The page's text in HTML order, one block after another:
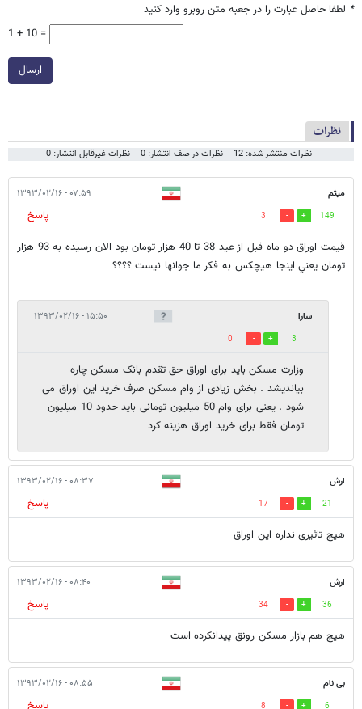
* لطفا حاصل عبارت را در جعبه متن روبرو وارد کنید
1 + 10 =
ارسال
نظرات
نظرات منتشر شده: 12 نظرات در صف انتشار: 0 نظرات غیرقابل انتشار: 0
ميثم ۰۷:۵۹ - ۱۳۹۳/۰۲/۱۶
149
3
پاسخ
قيمت اوراق دو ماه قبل از عيد 38 تا 40 هزار تومان بود الان رسيده به 93 هزار
تومان يعني اينجا هيچكس به فكر ما جوانها نيست ؟؟؟؟
سارا ۱۵:۵۰ - ۱۳۹۳/۰۲/۱۶
3
0
وزارت مسکن باید برای اوراق حق تقدم بانک مسکن چاره
بیاندیشد . بخش زیادی از وام مسکن صرف خرید این اوراق می
شود . یعنی برای وام 50 میلیون تومانی باید حدود 10 میلیون
تومان فقط برای خرید اوراق هزینه کرد
ارش ۰۸:۳۷ - ۱۳۹۳/۰۲/۱۶
21
17
پاسخ
هیچ تاثیری نداره این اوراق
ارش ۰۸:۴۰ - ۱۳۹۳/۰۲/۱۶
36
34
پاسخ
هیچ هم بازار مسکن رونق پیدانکرده است
بی نام ۰۸:۵۵ - ۱۳۹۳/۰۲/۱۶
6
8
پاسخ